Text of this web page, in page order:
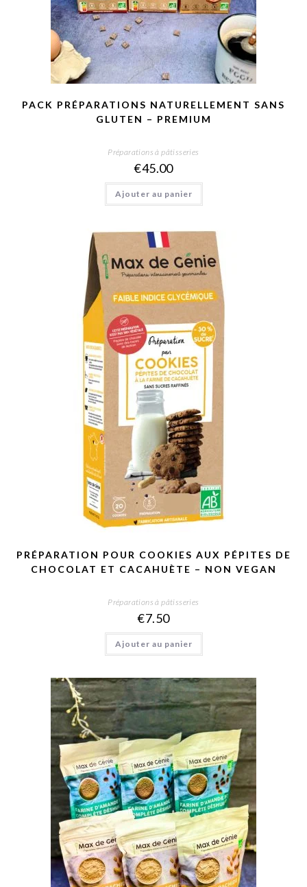
PACK PRÉPARATIONS NATURELLEMENT SANS
GLUTEN – PREMIUM
Préparations à pâtisseries
€45.00
Ajouter au panier
PRÉPARATION POUR COOKIES AUX PÉPITES DE
CHOCOLAT ET CACAHUÈTE – NON VEGAN
Préparations à pâtisseries
€7.50
Ajouter au panier